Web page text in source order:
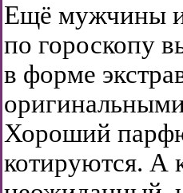
Ещё мужчины
по гороскопу
в форме
Хороший
котируются. А